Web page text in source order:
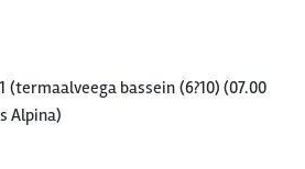
(termaalveega bassein (6?10) (07.00
Alpina)